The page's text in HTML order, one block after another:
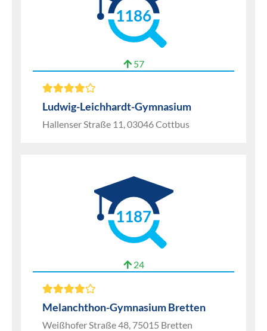
1186
57
Ludwig-Leichhardt-Gymnasium
Hallenser Straße 11, 03046 Cottbus
1187
24
Melanchthon-Gymnasium Bretten
Weißhofer Straße 48, 75015 Bretten